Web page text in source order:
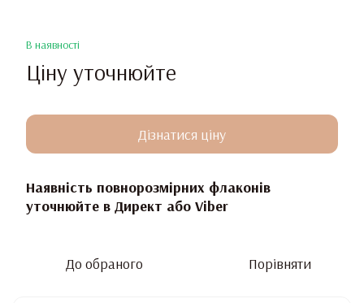
В наявності
Ціну уточнюйте
Дізнатися ціну
Наявність повнорозмірних флаконів
уточнюйте в Директ або Viber
До обраного Порівняти